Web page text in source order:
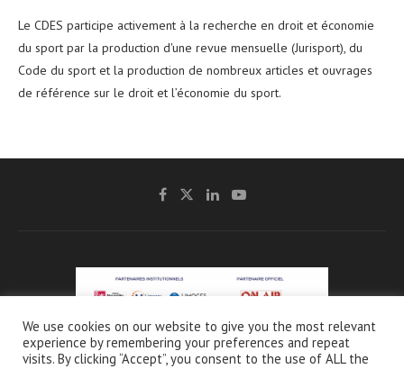
Le CDES participe activement à la recherche en droit et économie
du sport par la production d'une revue mensuelle (Jurisport), du
Code du sport et la production de nombreux articles et ouvrages
de référence sur le droit et l’économie du sport.
@2021 - CDES -Mentions légales & Crédits- Charte de protection et d’utilisation
des données personnelles
We use cookies on our website to give you the most relevant
experience by remembering your preferences and repeat
visits. By clicking “Accept”, you consent to the use of ALL the